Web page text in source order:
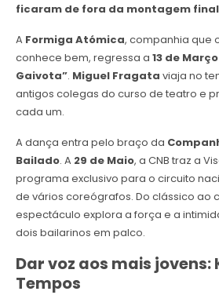
ficaram de fora da montagem
A Formiga Atómica, companhia que
conhece bem, regressa a 13 de Março
Gaivota”. Miguel Fragata viaja no
antigos colegas do curso de teatro e
cada um.
A dança entra pelo braço da
Bailado. A 29 de Maio, a CNB traz a
programa exclusivo para o circuito
de vários coreógrafos. Do clássico ao
espectáculo explora a força e a
dois bailarinos em palco.
Dar voz aos mais jovens:
Tempos